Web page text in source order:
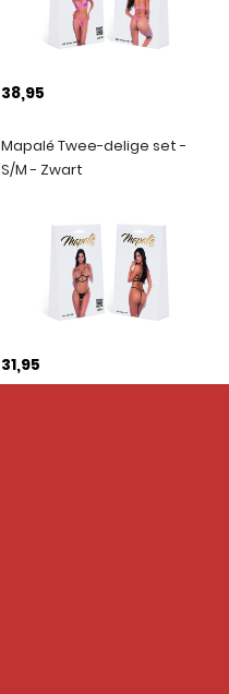
38,95
Mapalé Twee-delige set -
S/M - Zwart
31,95